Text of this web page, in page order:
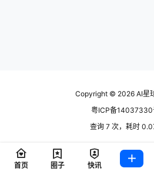
Copyright © 2026AI星
粤ICP备
查询 7 次，耗时
首页 圈子 快讯